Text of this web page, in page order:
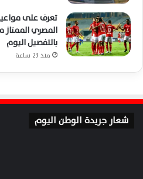
تعرف على
بالتفصيل اليوم
منذ 23 ساعة
شعار جريدة الوطن اليوم